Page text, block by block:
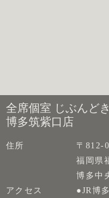
全席個室 じぶんどき
博多筑紫口店
住所
〒812-
福岡県
博多中
アクセス
●JR博